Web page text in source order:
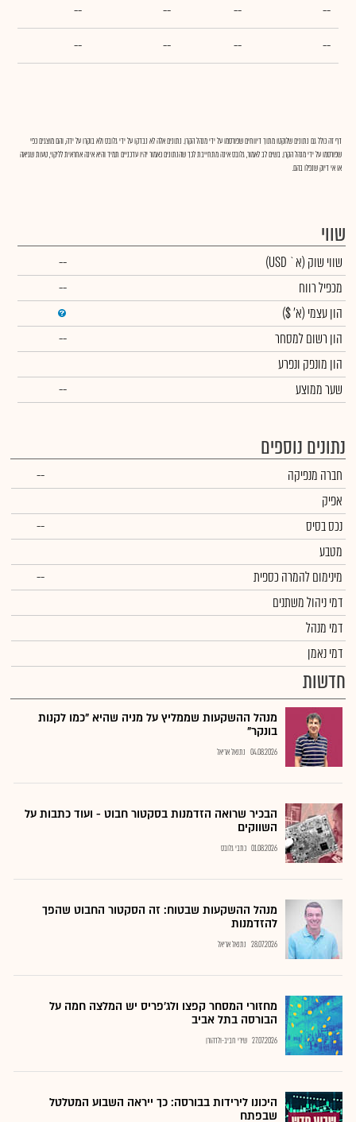
--
--
--
--
--
--
--
--
דף זה כולל גם נתונים שלוקטו מתוך דיווחים שפורסמו על ידי מנהל הקרן. נתונים אלה לא נבדקו על ידי גלובס ולא בוקרו על ידה, והם מוצגים כפי
שפורסמו על ידי מנהל הקרן. בשים לב לאמור, גלובס אינה מתחייבת לכך שהנתונים כאמור יהיו עדכניים תמיד והיא אינה אחראית לליקוי, טעות שגיאה
או אי דיוק שנפלו בהם.
שווי
שווי שוק (א` USD)
--
מכפיל רווח
--
הון עצמי (א' $)
הון רשום למסחר
--
הון מונפק ונפרע
שער ממוצע
--
נתונים נוספים
חברה מנפיקה
--
אפיק
נכס בסיס
--
מטבע
מינימום להמרה כספית
--
דמי ניהול משתנים
דמי מנהל
דמי נאמן
חדשות
מנהל ההשקעות שממליץ על מניה שהיא "כמו לקנות
בונקר"
04.08.2026 נתנאל אריאל
הבכיר שרואה הזדמנות בסקטור חבוט - ועוד כתבות על
השווקים
01.08.2026 כתבי גלובס
מנהל ההשקעות שבטוח: זה הסקטור החבוט שהפך
להזדמנות
28.07.2026 נתנאל אריאל
מחזורי המסחר קפצו ולג'פריס יש המלצה חמה על
הבורסה בתל אביב
27.07.2026 שירי חביב-ולדהורן
היכונו לירידות בבורסה: כך ייראה השבוע המטלטל
שבפתח